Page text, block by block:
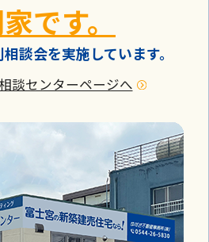
です。
談会を実施しています。
談センターページへ